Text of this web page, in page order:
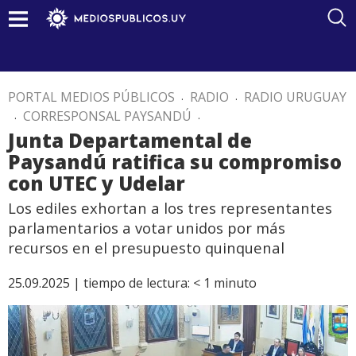
PORTAL MEDIOS PÚBLICOS . RADIO . RADIO URUGUAY
. CORRESPONSAL PAYSANDÚ .
Junta Departamental de
Paysandú ratifica su compromiso
con UTEC y Udelar
Los ediles exhortan a los tres representantes
parlamentarios a votar unidos por más
recursos en el presupuesto quinquenal
25.09.2025 | tiempo de lectura: < 1 minuto